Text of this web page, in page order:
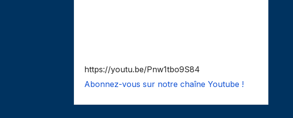
https://youtu.be/Pnw1tbo9S84
Abonnez-vous sur notre chaîne Youtube !